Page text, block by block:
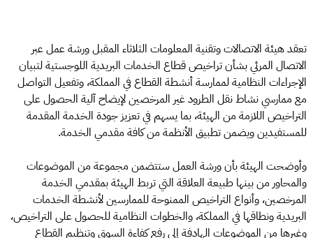
تعقد هيئة الاتصالات وتقنية المعلومات الثلاثاء المقبل ورشة عمل عبر
الاتصال المرئي بشأن تراخيص قطاع الخدمات البريدية اللوجستية لتبيان
الإجراءات النظامية لممارسة أنشطة القطاع في المملكة، وتفعيل التواصل
مع ممارسي نشاط نقل الطرود غير المرخصين لإيضاح آلية الحصول على
التراخيص اللازمة من الهيئة، بما يسهم في تعزيز جودة الخدمة المقدمة
للمستفيدين ويضمن تطبيق الأنظمة من كافة مقدمي الخدمة.
وأوضحت الهيئة بأن ورشة العمل ستتضمن مجموعة من الموضوعات
والمحاور من بينها طبيعة العلاقة التي تربط الهيئة بمقدمي الخدمة
المرخصين، وأنواع التراخيص الممنوحة للممارسين لأنشطة الخدمات
البريدية ونطاقها في المملكة، والخطوات النظامية للحصول على التراخيص،
وغيرها من الموضوعات الهادفة إلى رفع كفاءة السوق وتنظيم القطاع